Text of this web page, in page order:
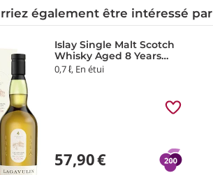
également être intéressé par
Islay Single Malt Scotch
Whisky Aged 8 Years
Lagavulin
0,7 ℓ, En étui
57,90€